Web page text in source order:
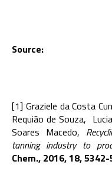
Source:
[1] Graziele da Costa
Requião de Souza,
Soares Macedo,
tanning industry to
Chem., 2016, 18,